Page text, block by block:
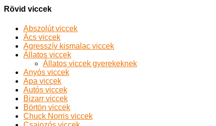
Rövid viccek
Abszolút viccek
Ács viccek
Agresszív kismalac viccek
Állatos viccek
Állatos viccek gyerekeknek
Anyós viccek
Apa viccek
Autós viccek
Bizarr viccek
Börtön viccek
Chuck Norris viccek